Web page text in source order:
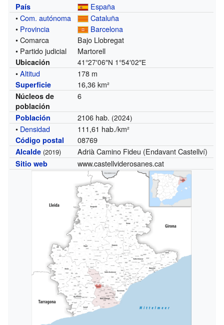
País
España
•Com. autónoma
Cataluña
• Provincia
Barcelona
• Comarca
Bajo Llobregat
• Partido judicial
Martorell
Ubicación 41°27′06″N 1°54′02″E
•Altitud 178 m
Superficie 16,36 km²
Núcleos de
población
6
Población 2106 hab. (2024)
• Densidad 111,61 hab./km²
Código postal 08769
Alcalde (2019) Adrià Camino Fideu (Endavant Castellví)
Sitio web www.castellviderosanes.cat